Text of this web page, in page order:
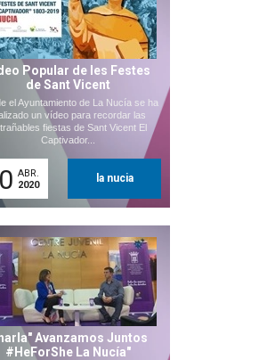
Popular de les Festes
de Sant Vicent
el Ayuntamiento de La Nucía se ha
un vídeo para recordar las
fiestas de Sant Vicent El
Captivador...
ABR.
2020
la nucia
Avanzamos Juntos
#HeForShe La Nucía"